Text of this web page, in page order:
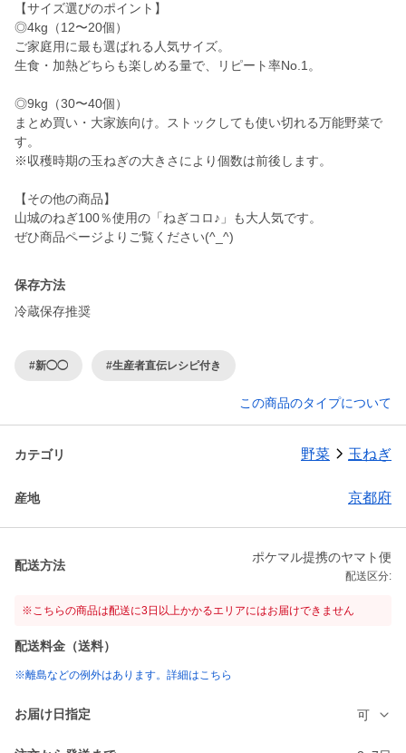
【サイズ選びのポイント】
◎4kg（12〜20個）
ご家庭用に最も選ばれる人気サイズ。
生食・加熱どちらも楽しめる量で、リピート率No.1。
◎9kg（30〜40個）
まとめ買い・大家族向け。ストックしても使い切れる万能野菜で
す。
※収穫時期の玉ねぎの大きさにより個数は前後します。
【その他の商品】
山城のねぎ100％使用の「ねぎコロ♪」も大人気です。
ぜひ商品ページよりご覧ください(^_^)
保存方法
冷蔵保存推奨
#新◯◯ #生産者直伝レシピ付き
この商品のタイプについて
カテゴリ 野菜 玉ねぎ
産地 京都府
配送方法
ポケマル提携のヤマト便
配送区分:
※こちらの商品は配送に3日以上かかるエリアにはお届けできません
配送料金（送料）
※離島などの例外はあります。詳細はこちら
お届け日指定 可